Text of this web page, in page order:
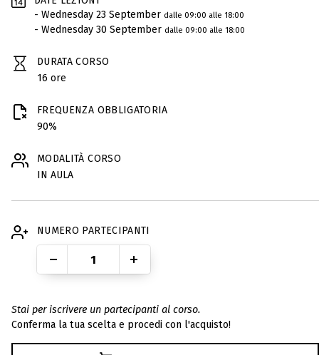
- Wednesday 23 September dalle 09:00 alle 18:00
- Wednesday 30 September dalle 09:00 alle 18:00
DURATA CORSO
16 ore
FREQUENZA OBBLIGATORIA
90%
MODALITÀ CORSO
IN AULA
NUMERO PARTECIPANTI
+
Stai per iscrivere un partecipanti al corso.
Conferma la tua scelta e procedi con l'acquisto!